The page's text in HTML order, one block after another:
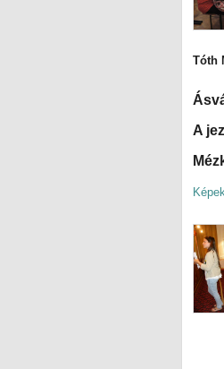
Tóth
A